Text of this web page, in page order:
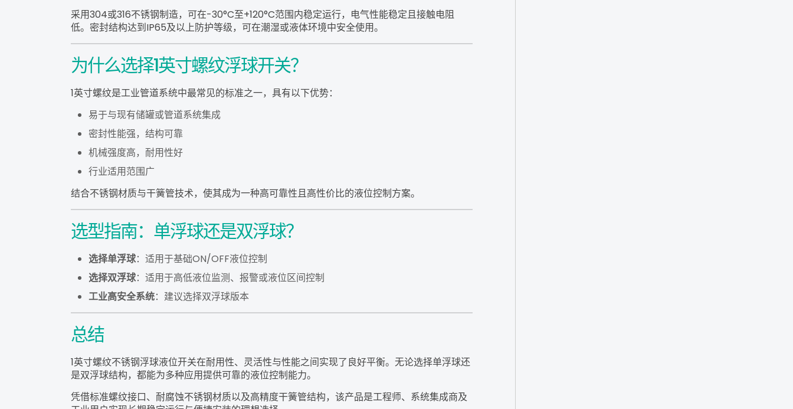
采用304或316不锈钢制造，可在-30°C至+120°C范围内稳定运行，电气性能稳定且接触电阻
低。密封结构达到IP65及以上防护等级，可在潮湿或液体环境中安全使用。
为什么选择1英寸螺纹浮球开关？
1英寸螺纹是工业管道系统中最常见的标准之一，具有以下优势：
易于与现有储罐或管道系统集成
密封性能强，结构可靠
机械强度高，耐用性好
行业适用范围广
结合不锈钢材质与干簧管技术，使其成为一种高可靠性且高性价比的液位控制方案。
选型指南：单浮球还是双浮球？
选择单浮球：适用于基础ON/OFF液位控制
选择双浮球：适用于高低液位监测、报警或液位区间控制
工业高安全系统：建议选择双浮球版本
总结
1英寸螺纹不锈钢浮球液位开关在耐用性、灵活性与性能之间实现了良好平衡。无论选择单浮球还
是双浮球结构，都能为多种应用提供可靠的液位控制能力。
凭借标准螺纹接口、耐腐蚀不锈钢材质以及高精度干簧管结构，该产品是工程师、系统集成商及